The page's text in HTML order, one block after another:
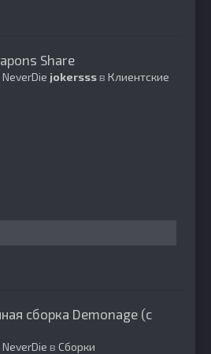
Share
NeverDie jokersssв Клиентские
сборка Demonage (с
NeverDie в Сборки